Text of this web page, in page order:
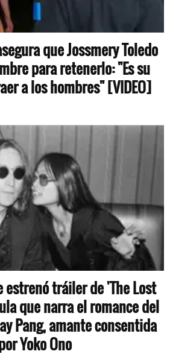
que Jossmery Toledo
para retenerlo: "Es su
a los hombres" [VIDEO]
estrenó tráiler de 'The Lost
que narra el romance del
Pang, amante consentida
Yoko Ono